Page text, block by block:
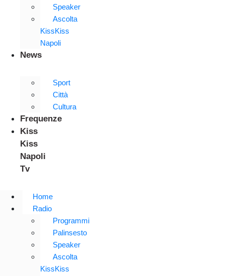
Speaker
Ascolta
KissKiss
Napoli
News
Sport
Città
Cultura
Frequenze
Kiss
Kiss
Napoli
Tv
Home
Radio
Programmi
Palinsesto
Speaker
Ascolta
KissKiss